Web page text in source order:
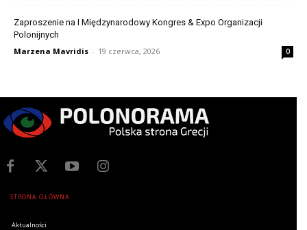
Zaproszenie na I Międzynarodowy Kongres & Expo Organizacji
Polonijnych
Marzena Mavridis - 19 czerwca, 2026 0
STRONA GŁÓWNA
Aktualności